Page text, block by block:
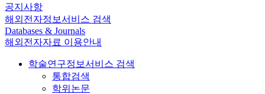
공지사항
해외전자정보서비스 검색
Databases & Journals
해외전자자료 이용안내
학술연구정보서비스 검색
통합검색
학위논문